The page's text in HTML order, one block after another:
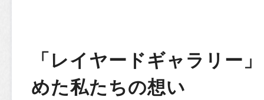
「レイヤードギャラリー
めた私たちの想い